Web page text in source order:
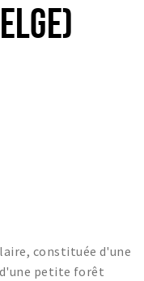
constituée d'une
petite forêt